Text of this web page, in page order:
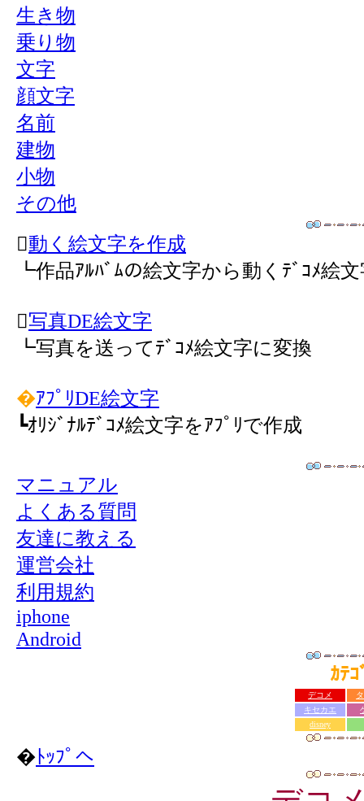
生き物
乗り物
文字
顔文字
名前
建物
小物
その他
動く絵文字を作成
┗作品ｱﾙﾊﾞﾑの絵文字から動くﾃﾞｺﾒ絵
写真DE絵文字
┗写真を送ってﾃﾞｺﾒ絵文字に変換
�ｱﾌﾟﾘDE絵文字
┗ｵﾘｼﾞﾅﾙﾃﾞｺﾒ絵文字をｱﾌﾟﾘで作成
マニュアル
よくある質問
友達に教える
運営会社
利用規約
iphone
Android
ｶﾃ
デコメ
キセカエ
disney
�ﾄｯﾌﾟへ